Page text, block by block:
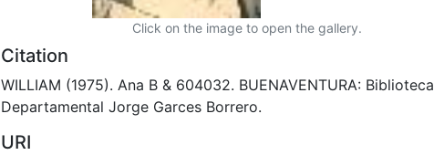
Click on the image to open the gallery.
Citation
WILLIAM (1975). Ana B & 604032. BUENAVENTURA: Biblioteca
Departamental Jorge Garces Borrero.
URI